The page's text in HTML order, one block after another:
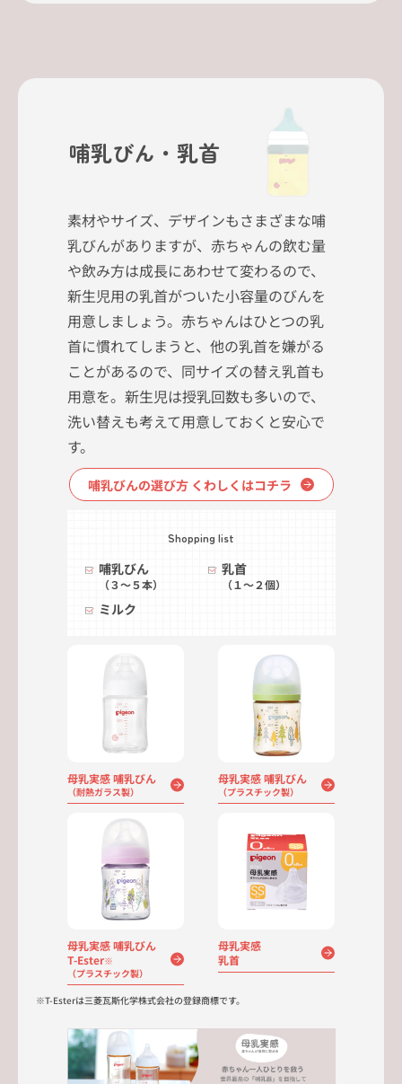
哺乳びん・乳首
素材やサイズ、デザインもさまざまな哺
乳びんがありますが、赤ちゃんの飲む量
や飲み方は成長にあわせて変わるので、
新生児用の乳首がついた小容量のびんを
用意しましょう。赤ちゃんはひとつの乳
首に慣れてしまうと、他の乳首を嫌がる
ことがあるので、同サイズの替え乳首も
用意を。新生児は授乳回数も多いので、
洗い替えも考えて用意しておくと安心で
す。
哺乳びんの選び方 くわしくはコチラ
Shopping list
哺乳びん
（３～５本）
乳首
（１～２個）
ミルク
母乳実感 哺乳びん
（耐熱ガラス製）
母乳実感 哺乳びん
（プラスチック製）
母乳実感 哺乳びん
T-Ester※
（プラスチック製）
母乳実感
乳首
※T-Esterは三菱瓦斯化学株式会社の登録商標です。